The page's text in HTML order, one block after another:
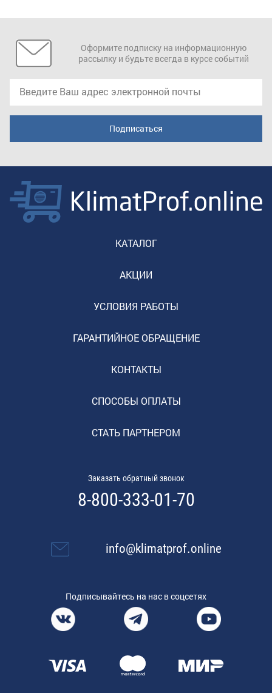
Оформите подписку на информационную
рассылку и будьте всегда в курсе событий
КАТАЛОГ
АКЦИИ
УСЛОВИЯ РАБОТЫ
ГАРАНТИЙНОЕ ОБРАЩЕНИЕ
КОНТАКТЫ
СПОСОБЫ ОПЛАТЫ
СТАТЬ ПАРТНЕРОМ
Заказать обратный звонок
8-800-333-01-70
info@klimatprof.online
Подписывайтесь на нас в соцсетях